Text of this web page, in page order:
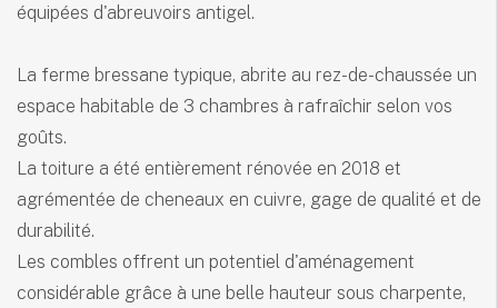
équipées d'abreuvoirs antigel.
La ferme bressane typique, abrite au rez-de-chaussée un
espace habitable de 3 chambres à rafraîchir selon vos
goûts.
La toiture a été entièrement rénovée en 2018 et
agrémentée de cheneaux en cuivre, gage de qualité et de
durabilité.
Les combles offrent un potentiel d'aménagement
considérable grâce à une belle hauteur sous charpente,